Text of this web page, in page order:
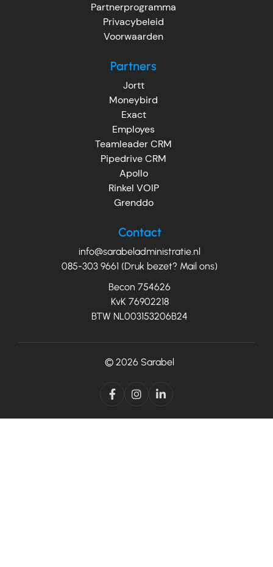
Partnerprogramma
Privacybeleid
Voorwaarden
Partners
Jortt
Moneybird
Exact
Employes
Teamleader CRM
Pipedrive CRM
Apollo
Rinkel VOIP
Grenddo
Contact
info@sarabeladministratie.nl
085-303 9661 (Druk bezet? Mail ons)
Becon 754626
KvK 76902218
BTW NL003153206B24
© 2026 Sarabel
  